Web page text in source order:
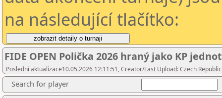
na následující tlačítko:
FIDE OPEN Polička 2026 hraný jako KP
Poslední aktualizace10.05.2026 12:11:51, Creator/Last Upload: Czech
Search for player